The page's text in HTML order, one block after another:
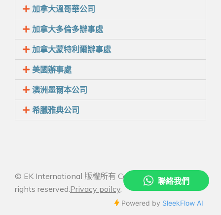
加拿大溫哥華公司
加拿大多倫多辦事處
加拿大蒙特利爾辦事處
美國辦事處
澳洲墨爾本公司
希臘雅典公司
© EK International 版權所有 Copyright 2026 All
rights reserved.Privacy poilcy.